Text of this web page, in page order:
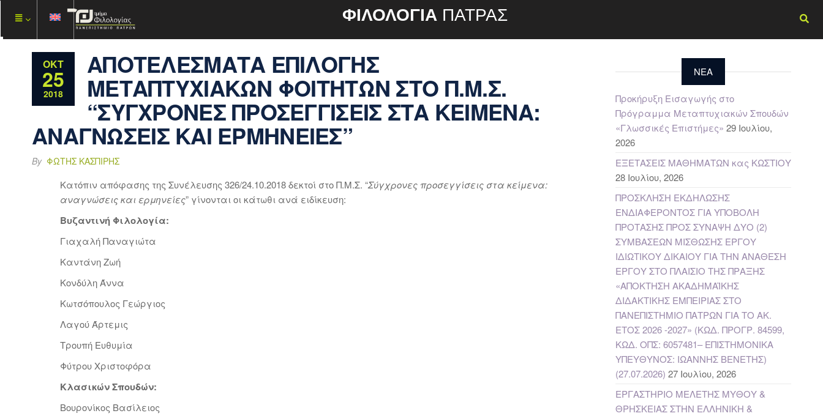
ΦΙΛΟΛΟΓΙΑ ΠΑΤΡΑΣ
ΟΚΤ
25
2018
ΑΠΟΤΕΛΕΣΜΑΤΑ ΕΠΙΛΟΓΗΣ
ΜΕΤΑΠΤΥΧΙΑΚΩΝ ΦΟΙΤΗΤΩΝ ΣΤΟ Π.Μ.Σ.
“ΣΥΓΧΡΟΝΕΣ ΠΡΟΣΕΓΓΙΣΕΙΣ ΣΤΑ ΚΕΙΜΕΝΑ:
ΑΝΑΓΝΩΣΕΙΣ ΚΑΙ ΕΡΜΗΝΕΙΕΣ”
By ΦΏΤΗΣ ΚΑΣΠΊΡΗΣ
Κατόπιν απόφασης της Συνέλευσης 326/24.10.2018 δεκτοί στο Π.Μ.Σ. “Σύγχρονες προσεγγίσεις στα κείμενα:
αναγνώσεις και ερμηνείες” γίνονται οι κάτωθι ανά ειδίκευση:
Βυζαντινή Φιλολογία:
Γιαχαλή Παναγιώτα
Καντάνη Ζωή
Κονδύλη Άννα
Κωτσόπουλος Γεώργιος
Λαγού Άρτεμις
Τρουπή Ευθυμία
Φύτρου Χριστοφόρα
Κλασικών Σπουδών:
Βουρονίκος Βασίλειος
NEA
Προκήρυξη Εισαγωγής στο
Πρόγραμμα Μεταπτυχιακών Σπουδών
«Γλωσσικές Επιστήμες» 29 Ιουλίου,
2026
ΕΞΕΤΑΣΕΙΣ ΜΑΘΗΜΑΤΩΝ κας ΚΩΣΤΙΟΥ
28 Ιουλίου, 2026
ΠΡΟΣΚΛΗΣΗ ΕΚΔΗΛΩΣΗΣ
ΕΝΔΙΑΦΕΡΟΝΤΟΣ ΓΙΑ ΥΠΟΒΟΛΗ
ΠΡΟΤΑΣΗΣ ΠΡΟΣ ΣΥΝΑΨΗ ΔΥΟ (2)
ΣΥΜΒΑΣΕΩΝ ΜΙΣΘΩΣΗΣ ΕΡΓΟΥ
ΙΔΙΩΤΙΚΟΥ ΔΙΚΑΙΟΥ ΓΙΑ ΤΗΝ ΑΝΑΘΕΣΗ
ΕΡΓΟΥ ΣΤΟ ΠΛΑΙΣΙΟ ΤΗΣ ΠΡΑΞΗΣ
«ΑΠΟΚΤΗΣΗ ΑΚΑΔΗΜΑΪΚΗΣ
ΔΙΔΑΚΤΙΚΗΣ ΕΜΠΕΙΡΙΑΣ ΣΤΟ
ΠΑΝΕΠΙΣΤΗΜΙΟ ΠΑΤΡΩΝ ΓΙΑ ΤΟ ΑΚ.
ΕΤΟΣ 2026 -2027» (ΚΩΔ. ΠΡΟΓΡ. 84599,
ΚΩΔ. ΟΠΣ: 6057481– ΕΠΙΣΤΗΜΟΝΙΚΑ
ΥΠΕΥΘΥΝΟΣ: ΙΩΑΝΝΗΣ ΒΕΝΕΤΗΣ)
(27.07.2026) 27 Ιουλίου, 2026
ΕΡΓΑΣΤΗΡΙΟ ΜΕΛΕΤΗΣ ΜΥΘΟΥ &
ΘΡΗΣΚΕΙΑΣ ΣΤΗΝ ΕΛΛΗΝΙΚΗ &